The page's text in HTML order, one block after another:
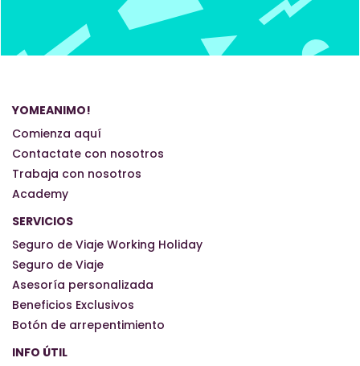
YOMEANIMO!
Comienza aquí
Contactate con nosotros
Trabaja con nosotros
Academy
SERVICIOS
Seguro de Viaje Working Holiday
Seguro de Viaje
Asesoría personalizada
Beneficios Exclusivos
Botón de arrepentimiento
INFO ÚTIL